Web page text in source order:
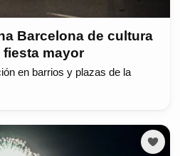
Barcelona de cultura
mayor
en barrios y plazas de la